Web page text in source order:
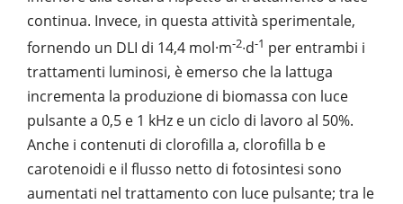
continua. Invece, in questa attività sperimentale,
fornendo un DLI di 14,4 mol·m-2∙d-1 per entrambi i
trattamenti luminosi, è emerso che la lattuga
incrementa la produzione di biomassa con luce
pulsante a 0,5 e 1 kHz e un ciclo di lavoro al 50%.
Anche i contenuti di clorofilla a, clorofilla b e
carotenoidi e il flusso netto di fotosintesi sono
aumentati nel trattamento con luce pulsante; tra le